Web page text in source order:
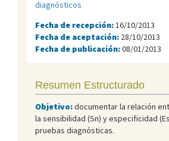
diagnósticos
Fecha de recepción: 16/10/2013
Fecha de aceptación: 28/10/2013
Fecha de publicación:08/01/2013
Resumen Estructurado
Objetivo:documentar la relación
la sensibilidad (Sn) y especificidad
pruebas diagnósticas.